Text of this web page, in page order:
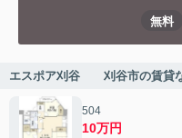
無料
エスポア刈谷 刈谷市の賃貸な
504
10万円